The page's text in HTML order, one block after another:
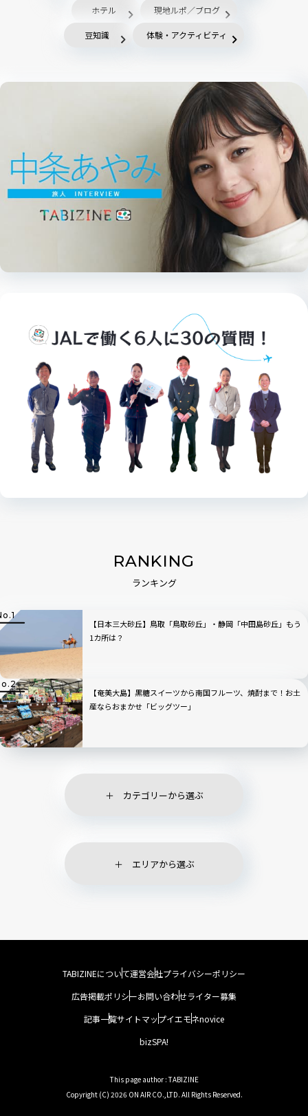
ホテル 現地ルポ／ブログ
豆知識 体験・アクティビティ
RANKING
ランキング
【日本三大砂丘】鳥取「鳥取砂丘」・静岡「中田島砂丘」もう
1カ所は？
【奄美大島】黒糖スイーツから南国フルーツ、焼酎まで！お土
産ならおまかせ「ビッグツー」
カテゴリーから選ぶ
エリアから選ぶ
TABIZINEについて運営会社プライバシーポリシー
広告掲載ポリシーお問い合わせライター募集
記事一覧サイトマップイエモネnovice
bizSPA!
This page author : TABIZINE
Copyright (C) 2026 ON AIR CO.,LTD. All Rights Reserved.